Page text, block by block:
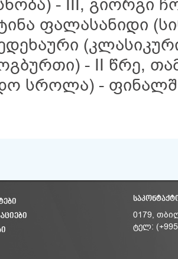
- III, გიორგი
ფალასანიდი
- II წრე,
სროლა) -
0179,
ტელ: (+995